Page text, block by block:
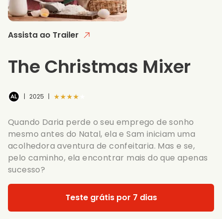
Assista ao Trailer
The Christmas Mixer
| 2025 | ★★★★★
Quando Daria perde o seu emprego de sonho
mesmo antes do Natal, ela e Sam iniciam uma
acolhedora aventura de confeitaria. Mas e se,
pelo caminho, ela encontrar mais do que apenas
sucesso?
Teste grátis por 7 dias